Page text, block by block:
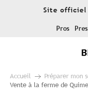
Site officiel
Pros
Accueil Préparer mon
Vente à la ferme de